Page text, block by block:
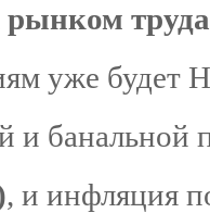
рынком труда
уже
и банальной
, и инфляция